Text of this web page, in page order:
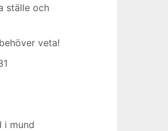
ställe och
veta!
i mund